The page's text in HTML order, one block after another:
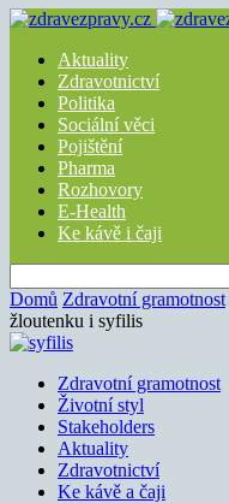
Aktuality
Zdravotnictví
Politika
Sociální věci
Pojištění
Pharma
Rozhovory
E-Health
Ke kávě i čaji
Domů Zdravotní gramotnost
žloutenku i syfilis
Zdravotní gramotnost
Životní styl
Stakeholders
Aktuality
Zdravotnictví
Ke kávě a čaji